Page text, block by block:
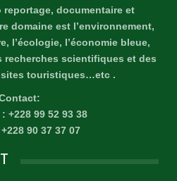
documentaire et
domaine est l’environnement,
l’écologie, l’économie bleue,
recherches scientifiques et des
touristiques…etc .
+228 99 52 93 38
90 37 37 07